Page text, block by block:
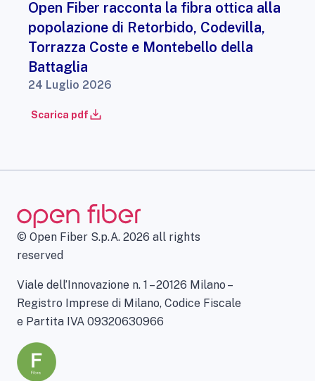
Open Fiber racconta la fibra ottica alla
popolazione di Retorbido, Codevilla,
Torrazza Coste e Montebello della
Battaglia
24 Luglio 2026
Scarica pdf
© Open Fiber S.p.A. 2026 all rights
reserved
Viale dell’Innovazione n. 1 – 20126 Milano –
Registro Imprese di Milano, Codice Fiscale
e Partita IVA 09320630966